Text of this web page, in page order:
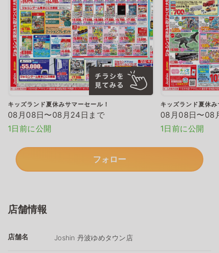
キッズランド夏休みサマーセール！
08月08日〜08月24日まで
1日前に公開
キッズランド夏休
08月08日〜08
1日前に公開
フォロー
店舗情報
店舗名 Joshin 丹波ゆめタウン店